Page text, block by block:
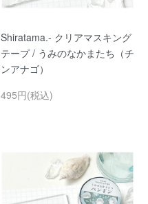
Shiratama.- クリアマスキング
テープ / うみのなかまたち（チ
ンアナゴ）
495円(税込)